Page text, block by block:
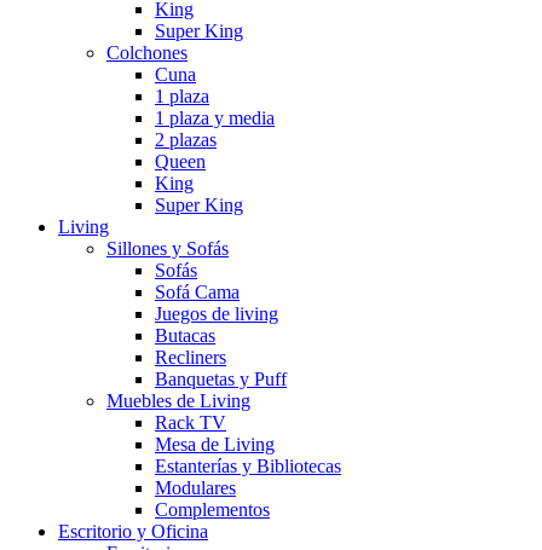
King
Super King
Colchones
Cuna
1 plaza
1 plaza y media
2 plazas
Queen
King
Super King
Living
Sillones y Sofás
Sofás
Sofá Cama
Juegos de living
Butacas
Recliners
Banquetas y Puff
Muebles de Living
Rack TV
Mesa de Living
Estanterías y Bibliotecas
Modulares
Complementos
Escritorio y Oficina